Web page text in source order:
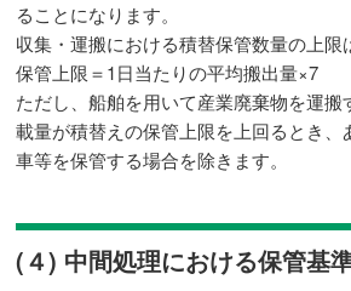
ることになります。
収集・運搬における積替保管数量の上限
保管上限＝1日当たりの平均搬出量×7
ただし、船舶を用いて産業廃棄物を運
載量が積替えの保管上限を上回るとき、
車等を保管する場合を除きます。
(４) 中間処理における保管基